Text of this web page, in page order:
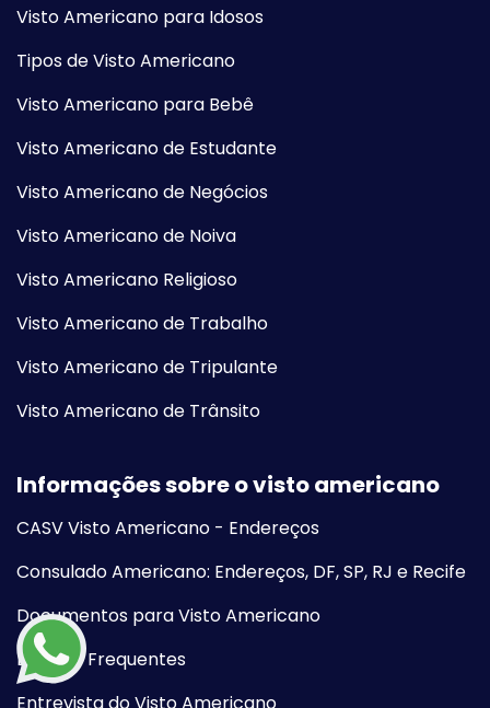
Visto Americano para Idosos
Tipos de Visto Americano
Visto Americano para Bebê
Visto Americano de Estudante
Visto Americano de Negócios
Visto Americano de Noiva
Visto Americano Religioso
Visto Americano de Trabalho
Visto Americano de Tripulante
Visto Americano de Trânsito
Informações sobre o visto americano
CASV Visto Americano - Endereços
Consulado Americano: Endereços, DF, SP, RJ e Recife
Documentos para Visto Americano
Dúvidas Frequentes
Entrevista do Visto Americano